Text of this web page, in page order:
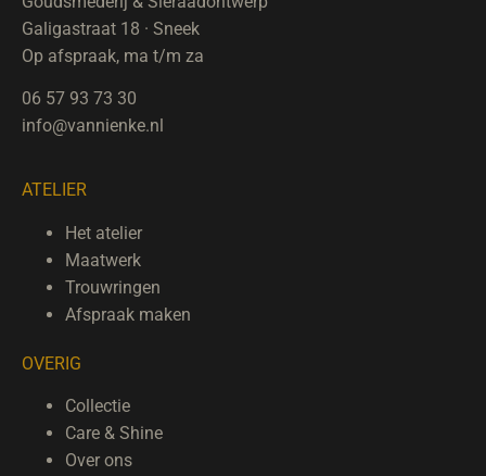
Galigastraat 18 · Sneek
Op afspraak, ma t/m za
06 57 93 73 30
info@vannienke.nl
ATELIER
Het atelier
Maatwerk
Trouwringen
Afspraak maken
OVERIG
Collectie
Care & Shine
Over ons